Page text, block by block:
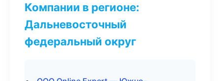
Компании в регионе:
Дальневосточный
федеральный округ